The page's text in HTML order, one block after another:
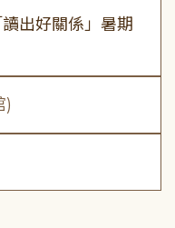
讀出好關係」暑期
)